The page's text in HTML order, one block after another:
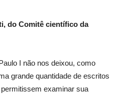
do Comitê científico da
I não nos deixou, como
grande quantidade de escritos
examinar sua